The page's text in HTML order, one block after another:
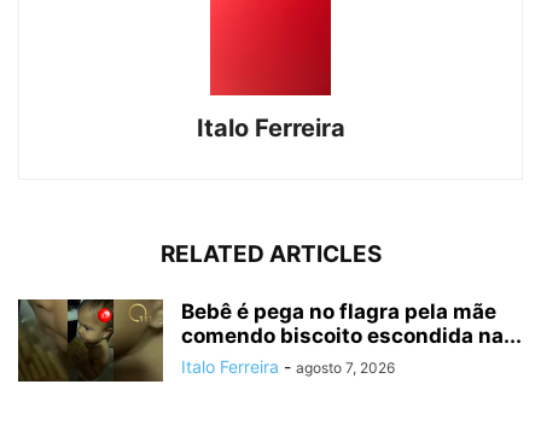
Italo Ferreira
RELATED ARTICLES
Bebê é pega no flagra pela mãe
comendo biscoito escondida na...
Italo Ferreira - agosto 7, 2026